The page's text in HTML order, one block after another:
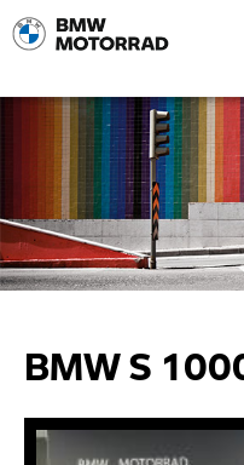
BMW S